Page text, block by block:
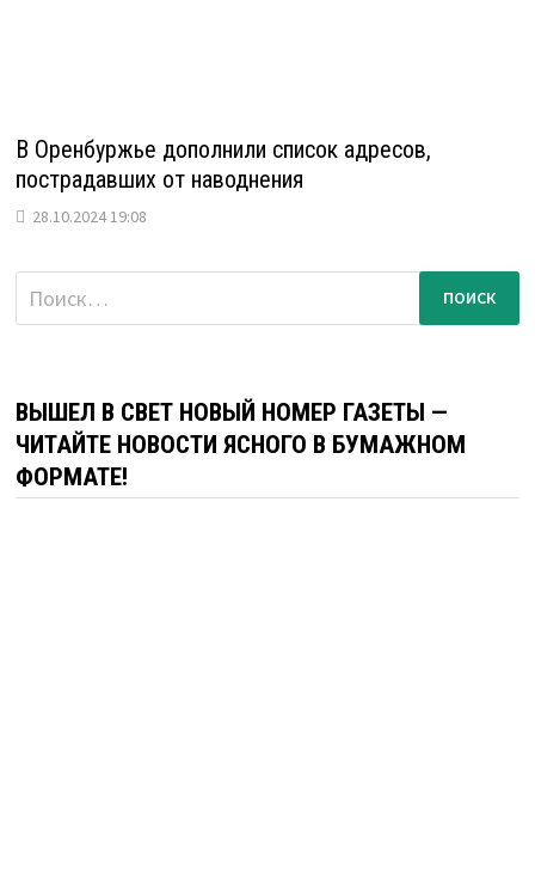
В Оренбуржье дополнили список адресов,
пострадавших от наводнения
28.10.2024 19:08
Найти:
ВЫШЕЛ В СВЕТ НОВЫЙ НОМЕР ГАЗЕТЫ —
ЧИТАЙТЕ НОВОСТИ ЯСНОГО В БУМАЖНОМ
ФОРМАТЕ!